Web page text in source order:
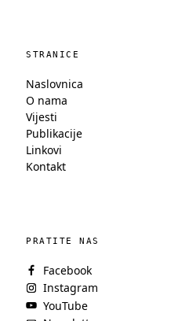
STRANICE
Naslovnica
O nama
Vijesti
Publikacije
Linkovi
Kontakt
PRATITE NAS
Facebook
Instagram
YouTube